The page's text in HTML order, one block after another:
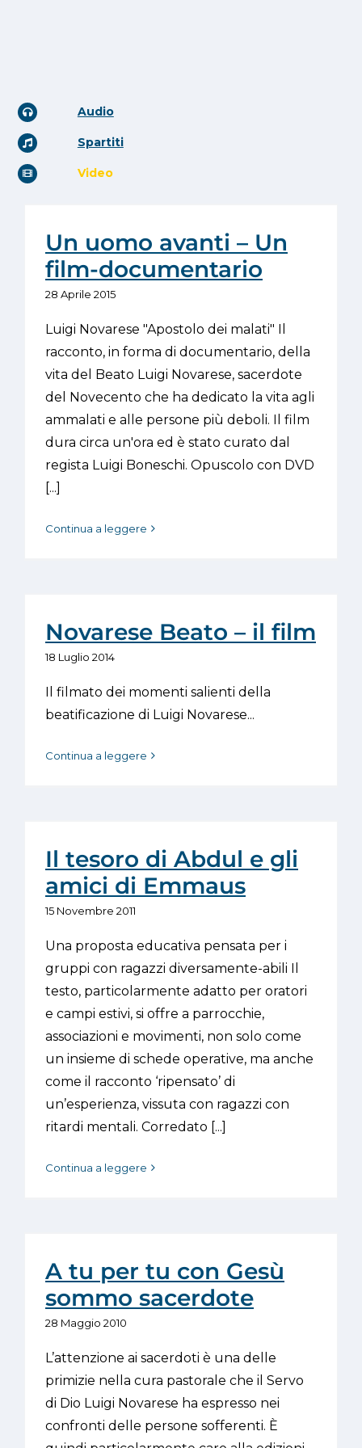
Audio
Spartiti
Video
Un uomo avanti – Un
film-documentario
28 Aprile 2015
Luigi Novarese "Apostolo dei malati" Il
racconto, in forma di documentario, della
vita del Beato Luigi Novarese, sacerdote
del Novecento che ha dedicato la vita agli
ammalati e alle persone più deboli. Il film
dura circa un'ora ed è stato curato dal
regista Luigi Boneschi. Opuscolo con DVD
[...]
Continua a leggere
Novarese Beato – il film
18 Luglio 2014
Il filmato dei momenti salienti della
beatificazione di Luigi Novarese...
Continua a leggere
Il tesoro di Abdul e gli
amici di Emmaus
15 Novembre 2011
Una proposta educativa pensata per i
gruppi con ragazzi diversamente-abili Il
testo, particolarmente adatto per oratori
e campi estivi, si offre a parrocchie,
associazioni e movimenti, non solo come
un insieme di schede operative, ma anche
come il racconto ‘ripensato’ di
un’esperienza, vissuta con ragazzi con
ritardi mentali. Corredato [...]
Continua a leggere
A tu per tu con Gesù
sommo sacerdote
28 Maggio 2010
L’attenzione ai sacerdoti è una delle
primizie nella cura pastorale che il Servo
di Dio Luigi Novarese ha espresso nei
confronti delle persone sofferenti. È